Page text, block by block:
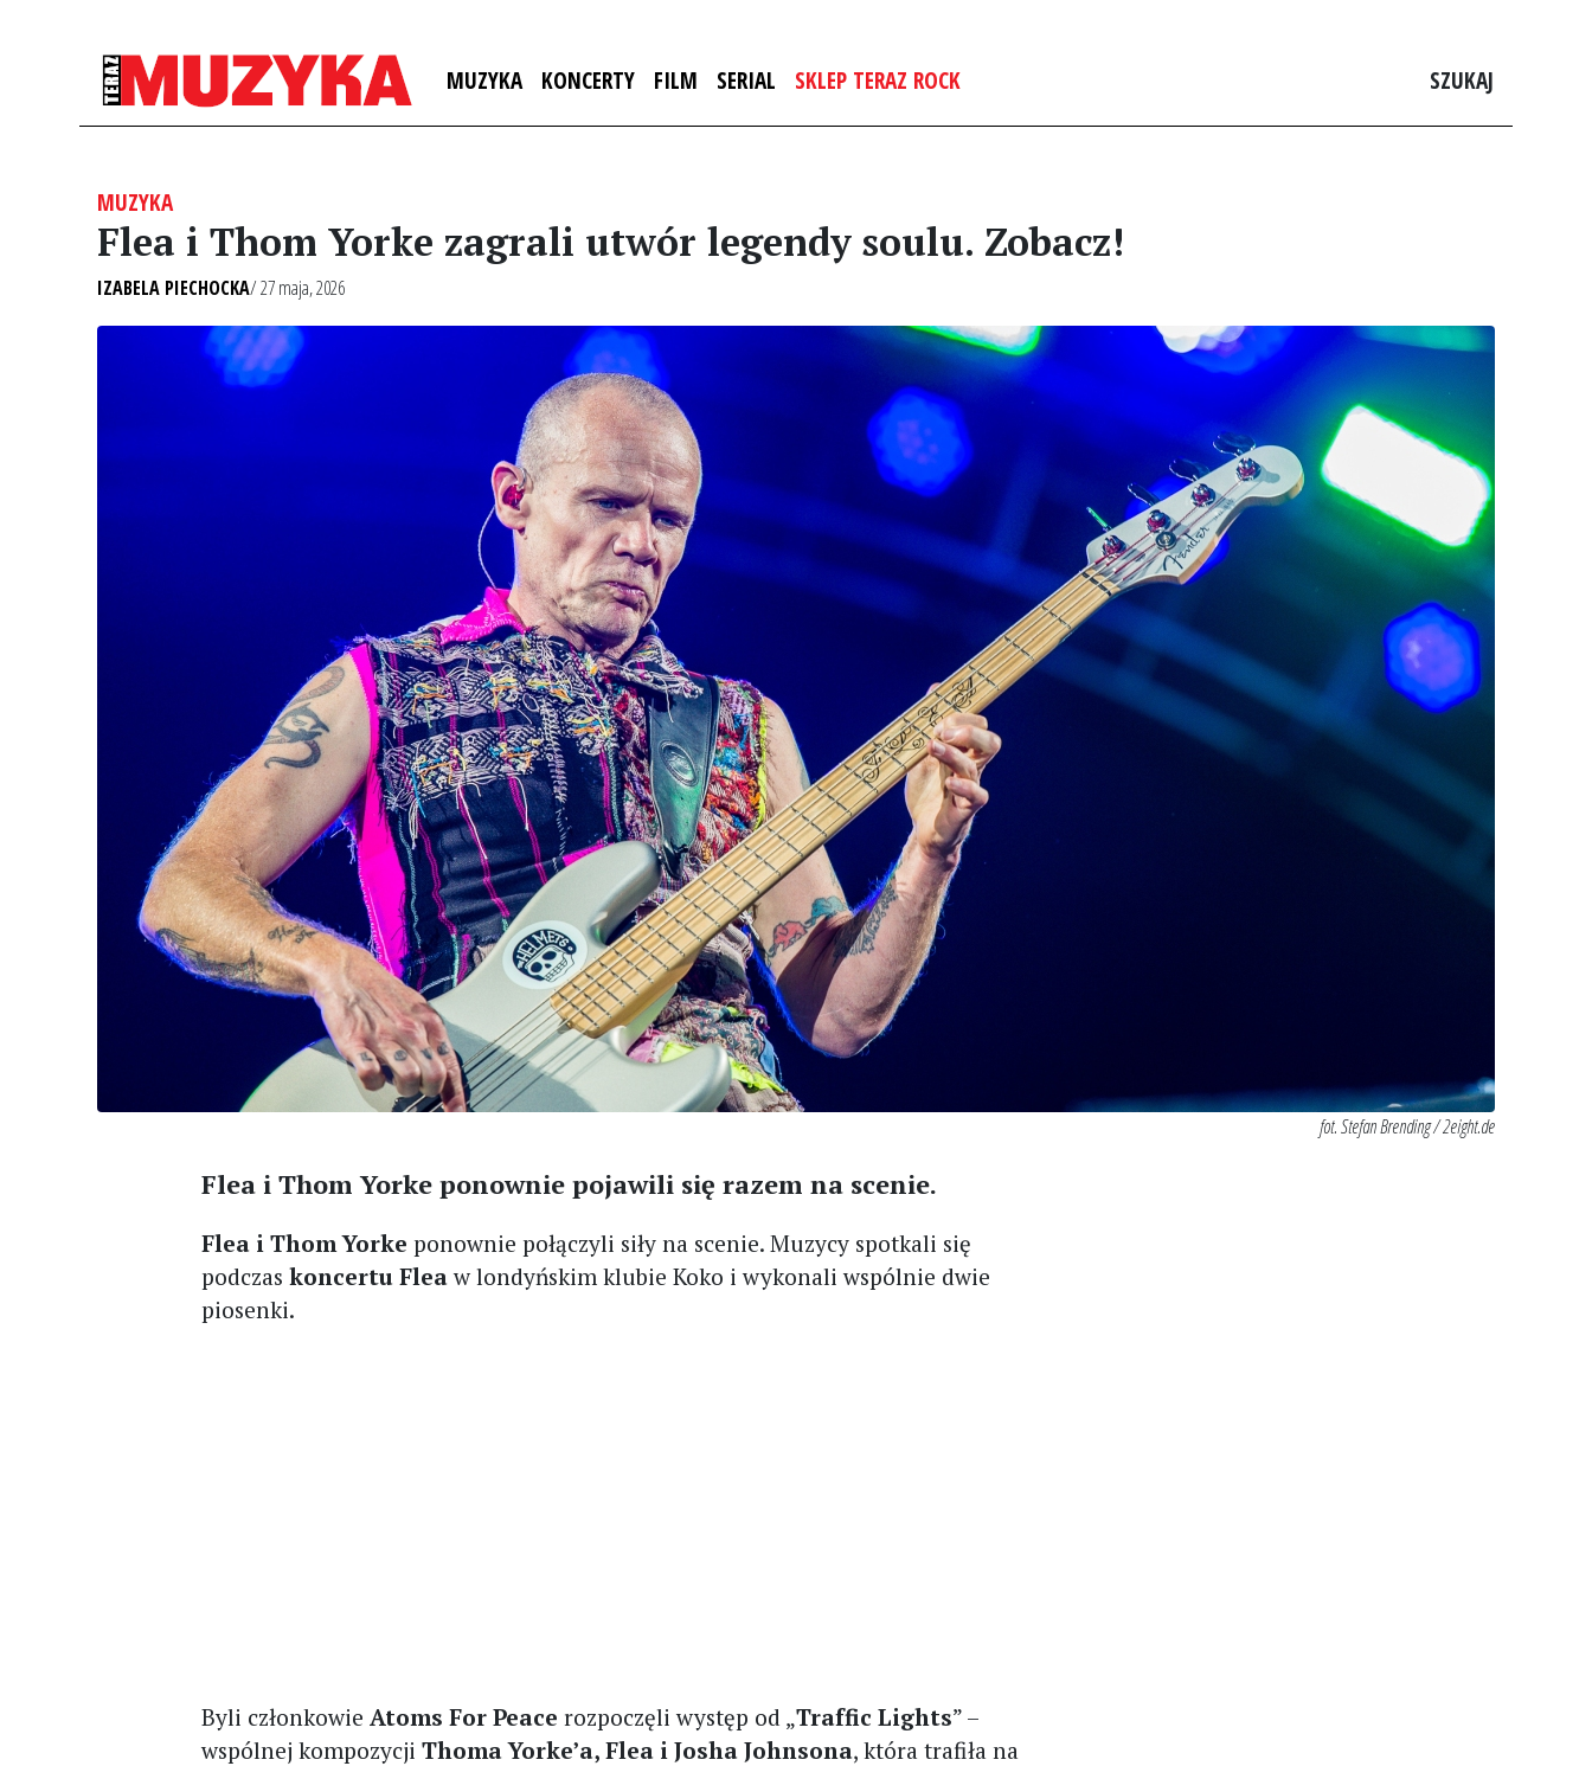
MUZYKA KONCERTY FILM SERIAL SKLEP TERAZ ROCK SZUKAJ
MUZYKA
Flea i Thom Yorke zagrali utwór legendy soulu. Zobacz!
IZABELA PIECHOCKA/ 27 maja, 2026
fot. Stefan Brending / 2eight.de
Flea i Thom Yorke ponownie pojawili się razem na scenie.
Flea i Thom Yorke ponownie połączyli siły na scenie. Muzycy spotkali się
podczaskoncertu Fleaw londyńskim klubie Koko i wykonali wspólnie dwie
piosenki.
Byli członkowieAtoms For Peace rozpoczęli występ od „Traffic Lights” –
wspólnej kompozycjiThoma Yorke’a, Flea i Josha Johnsona, która trafiła na